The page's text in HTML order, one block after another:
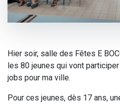
Hier soir, salle des Fêtes E
les 80 jeunes qui vont
jobs pour ma ville.
Pour ces jeunes, dès 17 ans,